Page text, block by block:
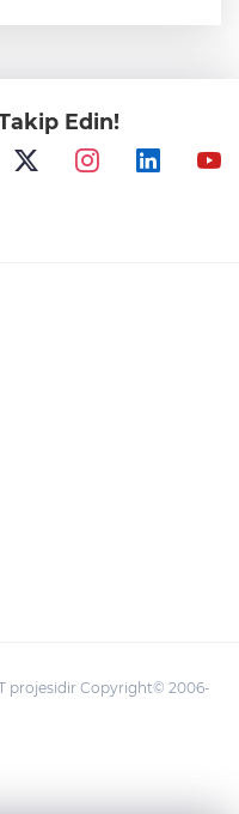
yeni yaşam alanı
uygulamanın
Edin!
projesidir Copyright© 2006-